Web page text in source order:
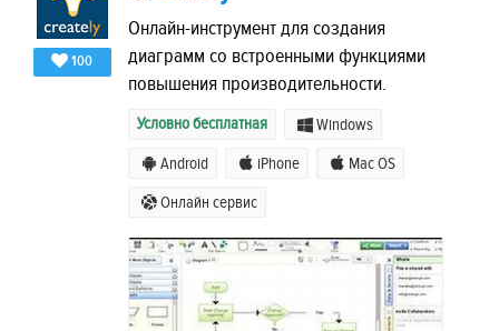
100
Онлайн-инструмент для создания
диаграмм со встроенными функциями
повышения производительности.
Условно бесплатная Windows
Android iPhone Mac OS
Онлайн сервис